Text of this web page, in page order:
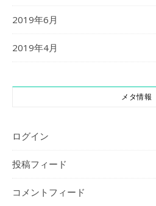
2019年6月
2019年4月
メタ情報
ログイン
投稿フィード
コメントフィード